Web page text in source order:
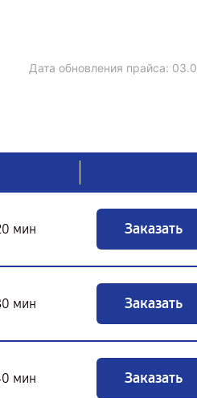
Дата обновления прайса:
мин Заказать
мин Заказать
мин Заказать